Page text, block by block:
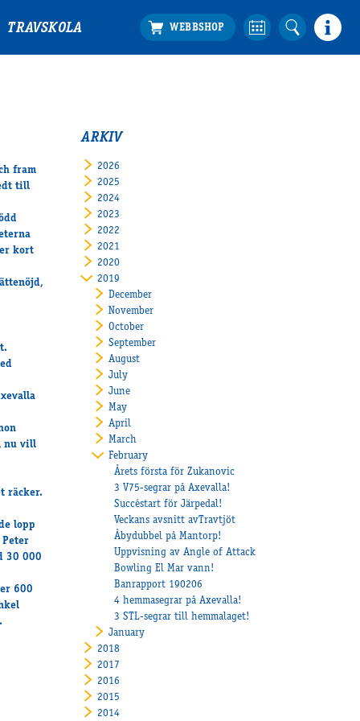
TRAVSKOLA
fram
till
kort
nu vill
räcker.
lopp
30 000
600
ARKIV
2026
2025
2024
2023
2022
2021
2020
2019
December
November
October
September
August
July
June
May
April
March
February
Årets första för Zukanovic
3 V75-segrar på Axevalla!
Succéstart för Järpedal!
Veckans avsnitt avTravtjöt
Åbydubbel på Mantorp!
Uppvisning av Angle of Attack
Bowling El Mar vann!
Banrapport 190206
4 hemmasegrar på Axevalla!
3 STL-segrar till hemmalaget!
January
2018
2017
2016
2015
2014